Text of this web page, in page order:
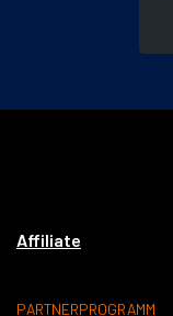
Affiliate
PARTNERPROGRAMM